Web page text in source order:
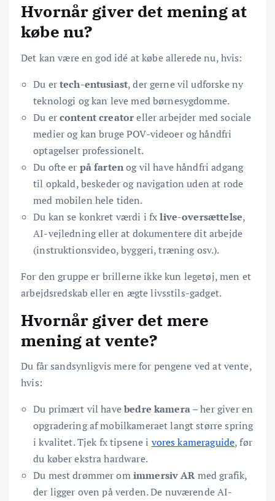
Hvornår giver det mening at
købe nu?
Det kan være en god idé at købe allerede nu, hvis:
Du ertech-entusiast, der gerne vil udforske ny
teknologi og kan leve med børnesygdomme.
Du ercontent creatoreller arbejder med sociale
medier og kan bruge POV-videoer og håndfri
optagelser professionelt.
Du ofte er på fartenog vil have håndfri adgang
til opkald, beskeder og navigation uden at rode
med mobilen hele tiden.
Du kan se konkret værdi i fxlive-oversættelse,
AI-vejledning eller at dokumentere dit arbejde
(instruktionsvideo, byggeri, træning osv.).
For den gruppe er brillerne ikke kun legetøj, men et
arbejdsredskab eller en ægte livsstils-gadget.
Hvornår giver det mere
mening at vente?
Du får sandsynligvis mere for pengene ved at vente,
hvis:
Du primært vil havebedre kamera– her giver en
opgradering af mobilkameraet langt større spring
i kvalitet. Tjek fx tipsene i vores kameraguide, før
du køber ekstra hardware.
Du mest drømmer omimmersiv AR med grafik,
der ligger oven på verden. De nuværende AI-